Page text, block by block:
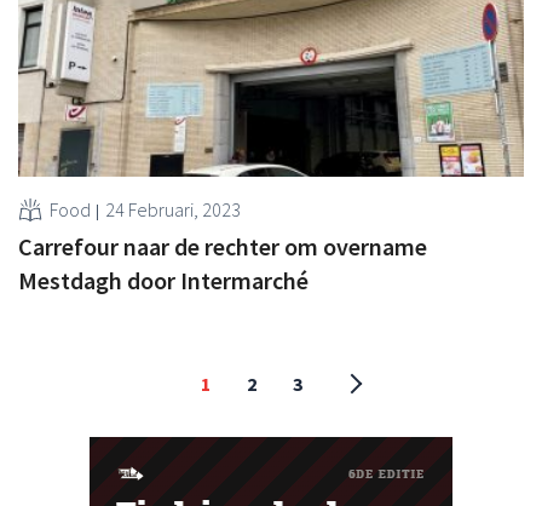
Food 24 Februari, 2023
Carrefour naar de rechter om overname
Mestdagh door Intermarché
1 2 3